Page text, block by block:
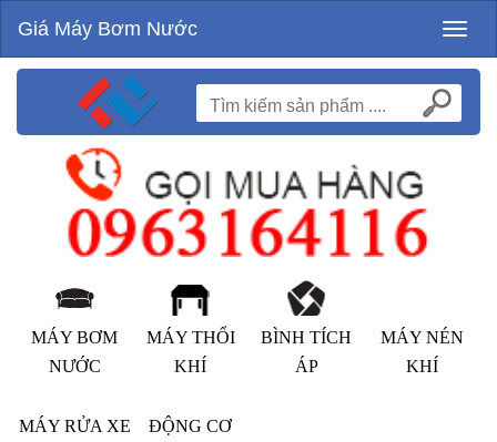
Giá Máy Bơm Nước
MÁY BƠM
NƯỚC
MÁY THỔI
KHÍ
BÌNH TÍCH
ÁP
MÁY NÉN
KHÍ
MÁY RỬA XE
ĐỘNG CƠ